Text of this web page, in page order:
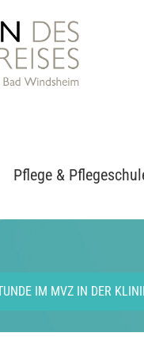
Pflege &
IM MVZ IN DER